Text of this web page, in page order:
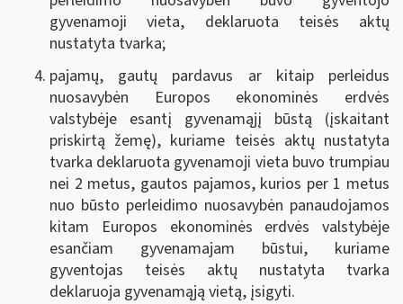
gyvenamoji vieta, deklaruota teisės aktų
nustatyta tvarka;
pajamų, gautų pardavus ar kitaip perleidus
nuosavybėn Europos ekonominės erdvės
valstybėje esantį gyvenamąjį būstą (įskaitant
priskirtą žemę), kuriame teisės aktų nustatyta
tvarka deklaruota gyvenamoji vieta buvo trumpiau
nei 2 metus, gautos pajamos, kurios per 1 metus
nuo būsto perleidimo nuosavybėn panaudojamos
kitam Europos ekonominės erdvės valstybėje
esančiam gyvenamajam būstui, kuriame
gyventojas teisės aktų nustatyta tvarka
deklaruoja gyvenamąją vietą, įsigyti.